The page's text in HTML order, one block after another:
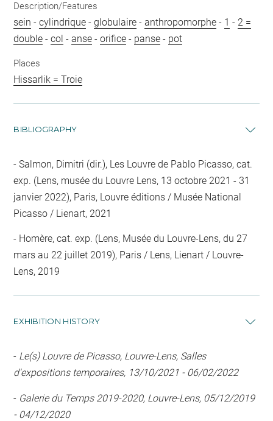
Description/Features
sein -cylindrique -globulaire -anthropomorphe - 1 - 2 =
double -col -anse -orifice - panse - pot
Places
Hissarlik = Troie
BIBLIOGRAPHY
Salmon, Dimitri (dir.), Les Louvre de Pablo Picasso, cat.
exp. (Lens, musée du Louvre Lens, 13 octobre 2021 - 31
janvier 2022), Paris, Louvre éditions / Musée National
Picasso / Lienart, 2021
Homère, cat. exp. (Lens, Musée du Louvre-Lens, du 27
mars au 22 juillet 2019), Paris / Lens, Lienart / Louvre-
Lens, 2019
EXHIBITION HISTORY
- Le(s) Louvre de Picasso, Louvre-Lens, Salles
d'expositions temporaires, 13/10/2021 - 06/02/2022
- Galerie du Temps 2019-2020, Louvre-Lens, 05/12/2019
- 04/12/2020